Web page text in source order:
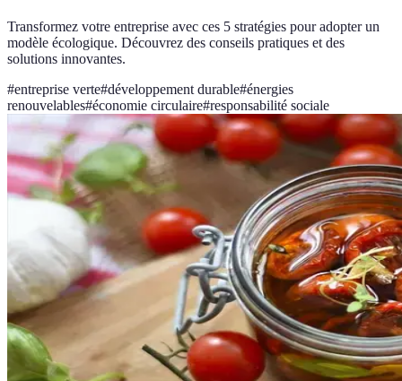
Transformez votre entreprise avec ces 5 stratégies pour adopter un
modèle écologique. Découvrez des conseils pratiques et des
solutions innovantes.
#entreprise verte#développement durable#énergies
renouvelables#économie circulaire#responsabilité sociale